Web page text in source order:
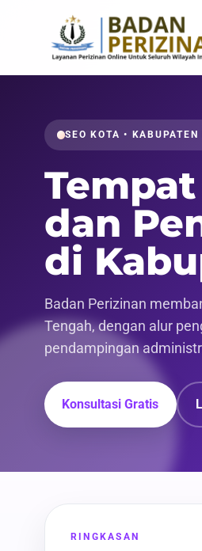
SEO KOTA •
dan
di
Badan Perizinan
Tengah, dengan alur
pendampingan
Konsultasi Gratis
RINGKASAN